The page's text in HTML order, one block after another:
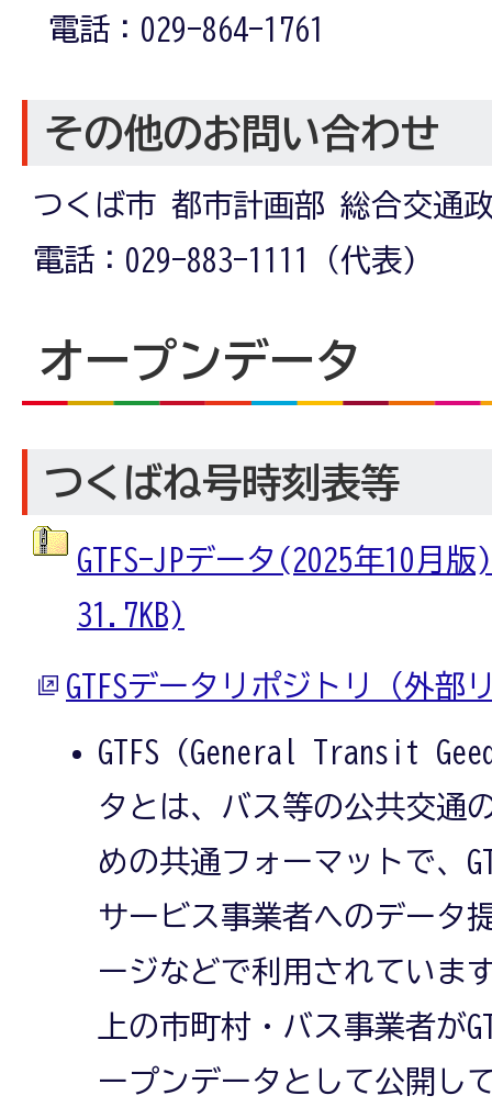
電話：029-864-1761
その他のお問い合わせ
つくば市 都市計画部 総合交通
電話：029-883-1111（代表)
オープンデータ
つくばね号時刻表等
GTFS-JPデータ(2025年10月
31.7KB)
GTFSデータリポジトリ（外部
GTFS (General Transit
タとは、バス等の公共交通
めの共通フォーマットで、
サービス事業者へのデータ
ージなどで利用されていま
上の市町村・バス事業者が
ープンデータとして公開し